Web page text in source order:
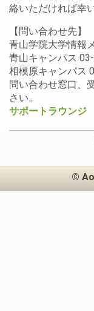
絡いただければ幸
【問い合わせ先】
青山学院大学情報
青山キャンパス
相模原キャンパス
問い合わせ窓口、
さい。
サポートラウンジ
©